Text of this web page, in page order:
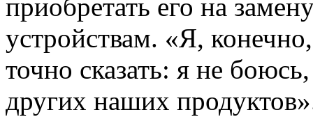
приобретать его на
устройствам. «Я,
точно сказать: я не
других наших